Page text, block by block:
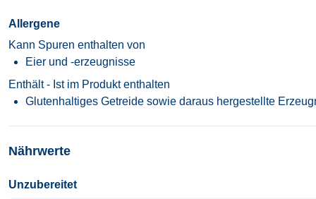
Allergene
Kann Spuren enthalten von
Eier und -erzeugnisse
Enthält - Ist im Produkt enthalten
Glutenhaltiges Getreide sowie daraus hergestellte
Nährwerte
Unzubereitet